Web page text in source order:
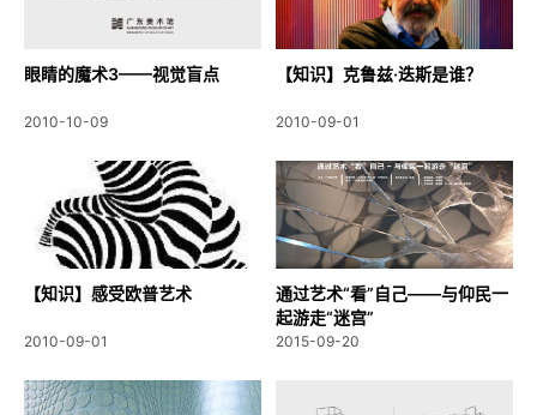
眼睛的魔术3——视觉盲点
2010-10-09
【知识】克鲁兹·迭斯是谁？
2010-09-01
【知识】感受欧普艺术
2010-09-01
通过艺术“看”自己——与仰民一
起游走“迷宫”
2015-09-20